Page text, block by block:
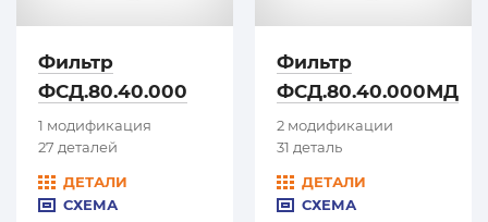
Фильтр
ФСД.80.40.000
1 модификация
27 деталей
ДЕТАЛИ
СХЕМА
Фильтр
ФСД.80.40.000МД
2 модификации
31 деталь
ДЕТАЛИ
СХЕМА